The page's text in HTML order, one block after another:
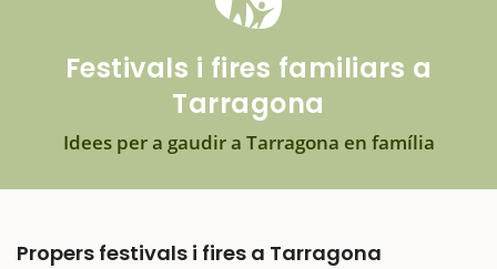
Festivals i fires familiars a
Tarragona
Idees per a gaudir a Tarragona en família
Propers festivals i fires a Tarragona